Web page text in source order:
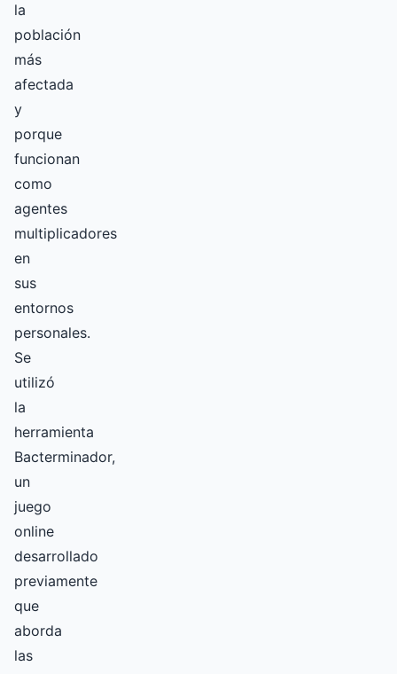
la
población
más
afectada
y
porque
funcionan
como
agentes
multiplicadores
en
sus
entornos
personales.
Se
utilizó
la
herramienta
Bacterminador,
un
juego
online
desarrollado
previamente
que
aborda
las